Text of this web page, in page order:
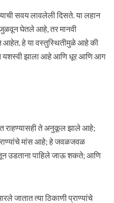
सवय लावलेली दिसते. या लहान
जुळवून घेतले आहे, तर मानवी
आहेत. हे या वस्तुस्थितीमुळे आहे की
यशस्वी झाला आहे आणि धूर आणि आग
राहण्यासही ते अनुकूल झाले आहे;
मांस आहे; हे जवळजवळ
उडताना पाहिले जाऊ शकते; आणि
जातात त्या ठिकाणी प्राण्यांचे